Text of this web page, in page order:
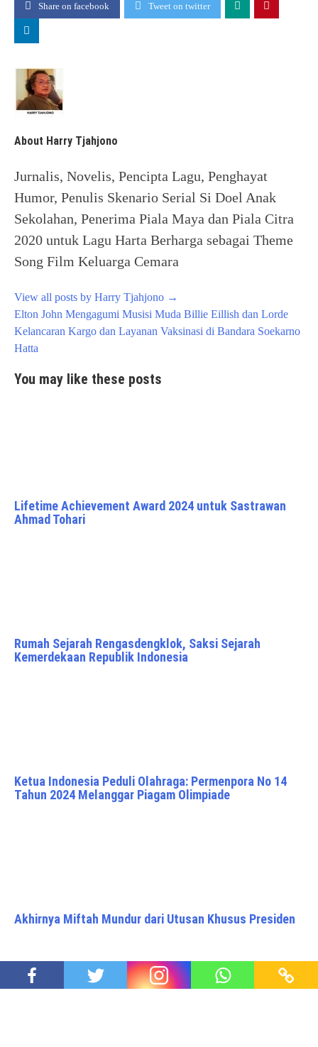
Share on facebook Tweet on twitter
About Harry Tjahjono
Jurnalis, Novelis, Pencipta Lagu, Penghayat
Humor, Penulis Skenario Serial Si Doel Anak
Sekolahan, Penerima Piala Maya dan Piala Citra
2020 untuk Lagu Harta Berharga sebagai Theme
Song Film Keluarga Cemara
View all posts by Harry Tjahjono →
Post
navigation
Elton John Mengagumi Musisi Muda Billie Eillish dan Lorde
Kelancaran Kargo dan Layanan Vaksinasi di Bandara Soekarno
Hatta
You may like these posts
Lifetime Achievement Award 2024 untuk Sastrawan
Ahmad Tohari
Rumah Sejarah Rengasdengklok, Saksi Sejarah
Kemerdekaan Republik Indonesia
Ketua Indonesia Peduli Olahraga: Permenpora No 14
Tahun 2024 Melanggar Piagam Olimpiade
Akhirnya Miftah Mundur dari Utusan Khusus Presiden